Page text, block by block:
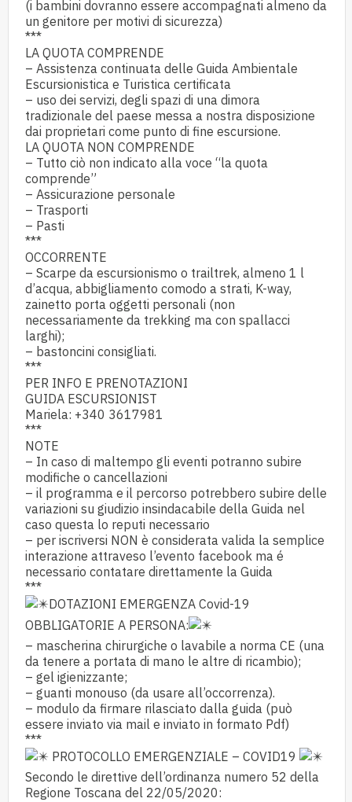
(i bambini dovranno essere accompagnati almeno da
un genitore per motivi di sicurezza)
***
LA QUOTA COMPRENDE
– Assistenza continuata delle Guida Ambientale
Escursionistica e Turistica certificata
– uso dei servizi, degli spazi di una dimora
tradizionale del paese messa a nostra disposizione
dai proprietari come punto di fine escursione.
LA QUOTA NON COMPRENDE
– Tutto ciò non indicato alla voce “la quota
comprende”
– Assicurazione personale
– Trasporti
– Pasti
***
OCCORRENTE
– Scarpe da escursionismo o trailtrek, almeno 1 l
d’acqua, abbigliamento comodo a strati, K-way,
zainetto porta oggetti personali (non
necessariamente da trekking ma con spallacci
larghi);
– bastoncini consigliati.
***
PER INFO E PRENOTAZIONI
GUIDA ESCURSIONIST
Mariela: +340 3617981
***
NOTE
– In caso di maltempo gli eventi potranno subire
modifiche o cancellazioni
– il programma e il percorso potrebbero subire delle
variazioni su giudizio insindacabile della Guida nel
caso questa lo reputi necessario
– per iscriversi NON è considerata valida la semplice
interazione attraveso l’evento facebook ma é
necessario contatare direttamente la Guida
***
DOTAZIONI EMERGENZA Covid-19
OBBLIGATORIE A PERSONA:
– mascherina chirurgiche o lavabile a norma CE (una
da tenere a portata di mano le altre di ricambio);
– gel igienizzante;
– guanti monouso (da usare all’occorrenza).
– modulo da firmare rilasciato dalla guida (può
essere inviato via mail e inviato in formato Pdf)
***
PROTOCOLLO EMERGENZIALE – COVID19
Secondo le direttive dell’ordinanza numero 52 della
Regione Toscana del 22/05/2020: